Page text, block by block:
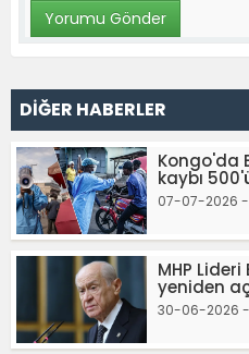
DİĞER HABERLER
Kongo'da
kaybı
07-07-2026 -
MHP
yeniden
30-06-2026 -